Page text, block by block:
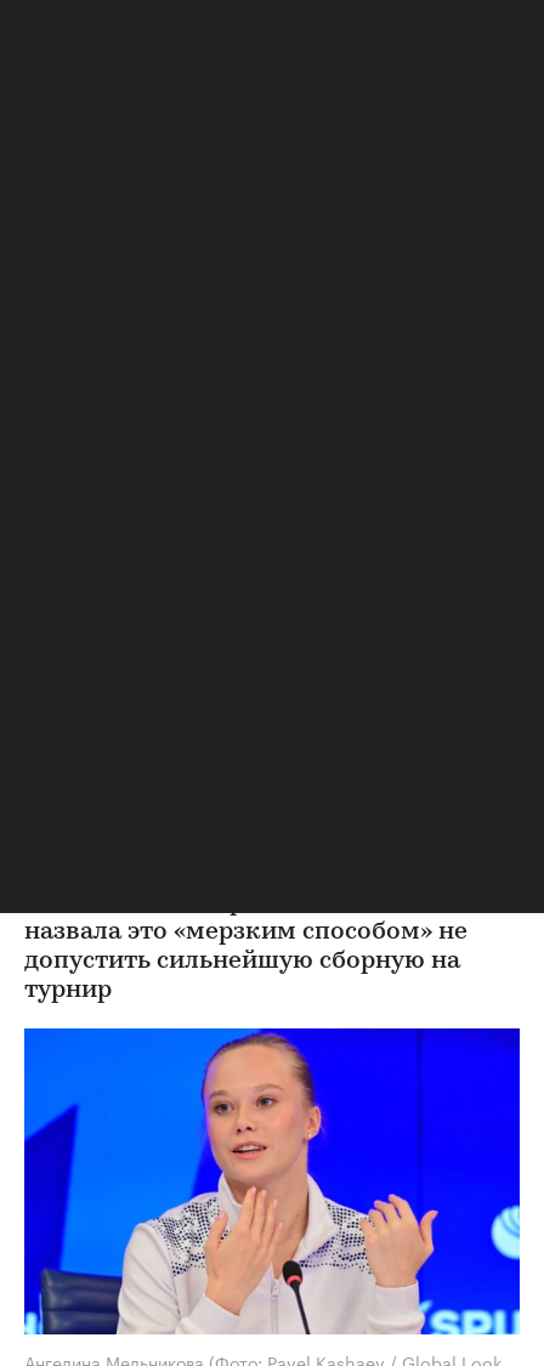
назвала это «мерзким способом» не
допустить сильнейшую сборную на
турнир